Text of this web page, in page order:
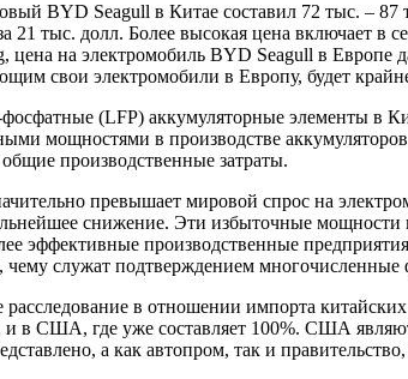
BYD Seagull в Китае составил 72 тыс. –
21 тыс. долл. Более высокая цена включает
цена на электромобиль BYD Seagull в
свои электромобили в Европу, будет
(LFP) аккумуляторные элементы в
мощностями в производстве
производственные затраты.
превышает мировой спрос на
снижение. Эти избыточные
эффективные производственные
чему служат подтверждением
в отношении импорта
в США, где уже составляет 100%. США
а как автопром, так и